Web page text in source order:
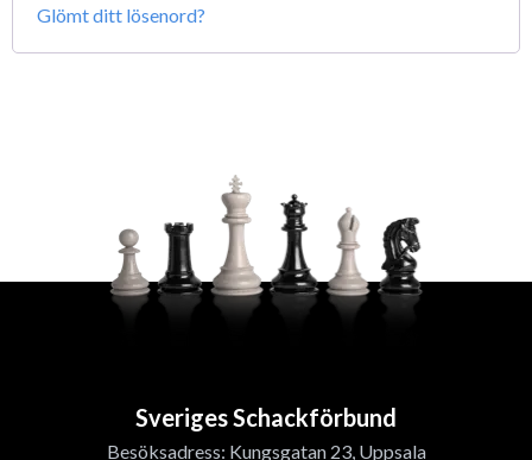
Glömt ditt lösenord?
Sveriges Schackförbund
Besöksadress: Kungsgatan 23, Uppsala